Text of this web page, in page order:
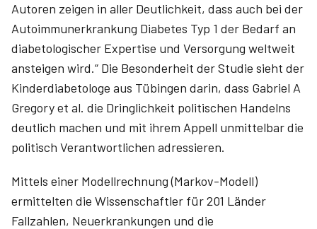
Autoren zeigen in aller Deutlichkeit, dass auch bei der
Autoimmunerkrankung Diabetes Typ 1 der Bedarf an
diabetologischer Expertise und Versorgung weltweit
ansteigen wird.“ Die Besonderheit der Studie sieht der
Kinderdiabetologe aus Tübingen darin, dass Gabriel A
Gregory et al. die Dringlichkeit politischen Handelns
deutlich machen und mit ihrem Appell unmittelbar die
politisch Verantwortlichen adressieren.
Mittels einer Modellrechnung (Markov-Modell)
ermittelten die Wissenschaftler für 201 Länder
Fallzahlen, Neuerkrankungen und die